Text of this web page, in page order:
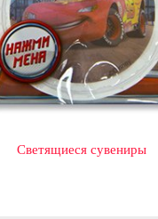
Светящиеся сувениры